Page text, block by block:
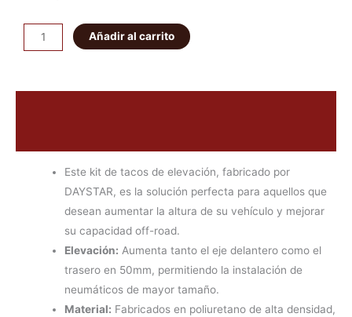
Tacos
de
4x4
Añadir al carrito
Este kit de tacos de elevación, fabricado por
DAYSTAR, es la solución perfecta para aquellos que
desean aumentar la altura de su vehículo y mejorar
su capacidad off-road.
Elevación: Aumenta tanto el eje delantero como el
trasero en 50mm, permitiendo la instalación de
neumáticos de mayor tamaño.
Material: Fabricados en poliuretano de alta densidad,